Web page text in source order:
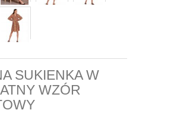
SUKIENKA W
WZÓR